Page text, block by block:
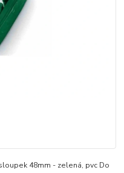
48mm - zelená, pvc Do